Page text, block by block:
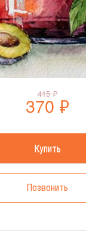
415₽
370 ₽
Позвонить